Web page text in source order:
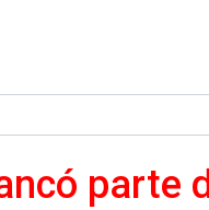
parte